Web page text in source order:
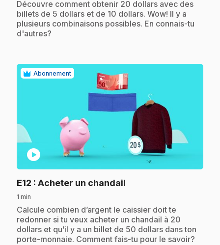
.Découvre comment obtenir 20 dollars avec des
billets de 5 dollars et de 10 dollars. Wow! Il y a
plusieurs combinaisons possibles. En connais-tu
d'autres?
Abonnement
play_circle
E12 : Acheter un chandail
1 min
.Calcule combien d’argent le caissier doit te
redonner si tu veux acheter un chandail à 20
dollars et qu’il y a un billet de 50 dollars dans ton
porte-monnaie. Comment fais-tu pour le savoir?